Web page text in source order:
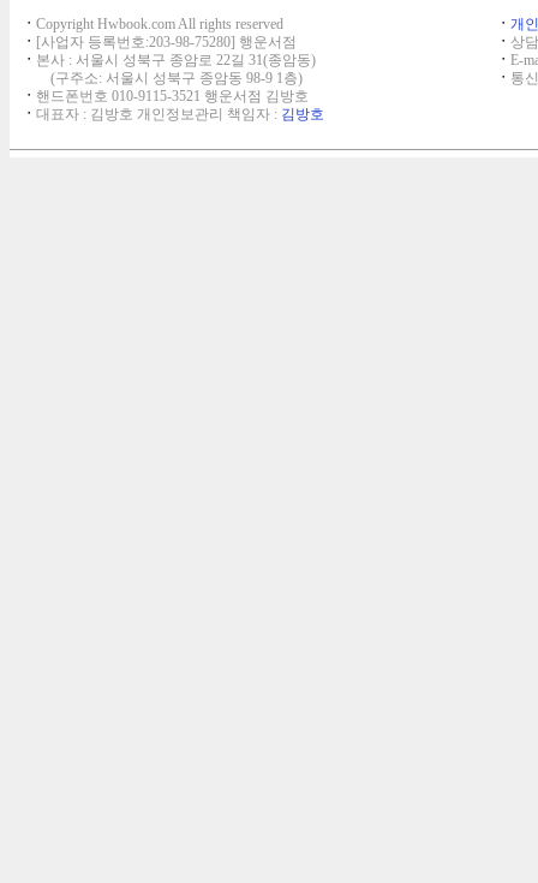
ㆍ Copyright Hwbook.com All rights reserved
ㆍ [사업자 등록번호:203-98-75280] 행운서점
ㆍ 본사 : 서울시 성북구 종암로 22길 31(종암동)
(구주소: 서울시 성북구 종암동 98-9 1층)
ㆍ 핸드폰번호 010-9115-3521 행운서점 김방호
ㆍ 대표자 : 김방호 개인정보관리 책임자 : 김방호
ㆍ 개
ㆍ 상
ㆍ E-
ㆍ 통